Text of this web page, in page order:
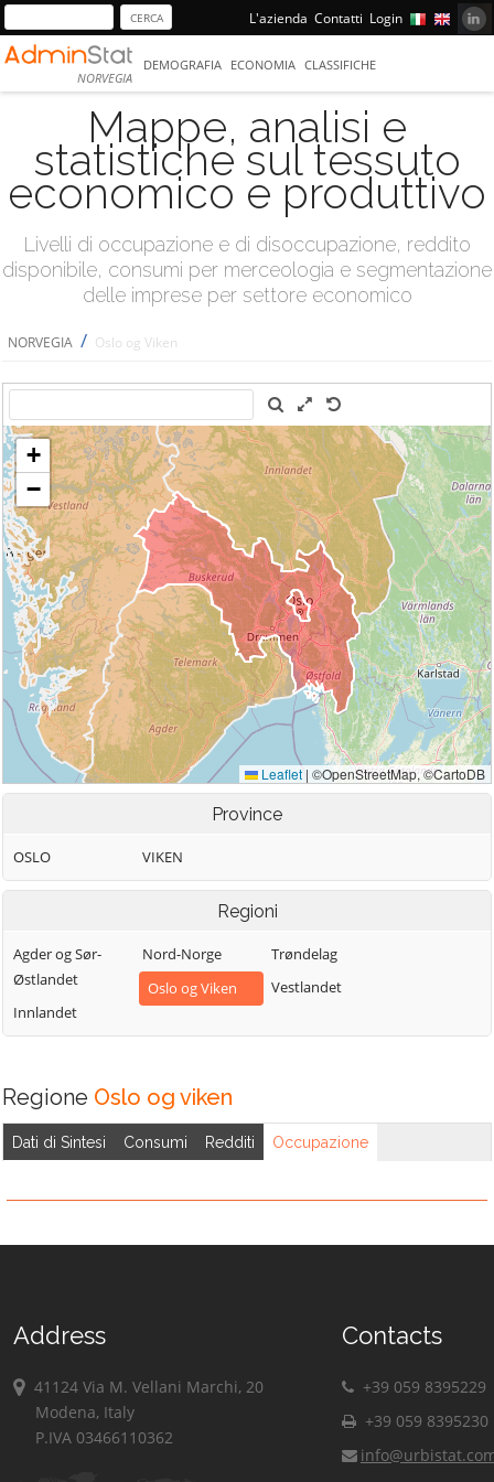
L'azienda Contatti Login
NORVEGIA
DEMOGRAFIA ECONOMIA CLASSIFICHE
Mappe, analisi e
statistiche sul tessuto
economico e produttivo
Livelli di occupazione e di disoccupazione, reddito
disponibile, consumi per merceologia e segmentazione
delle imprese per settore economico
NORVEGIA / Oslo og Viken
Province
OSLO VIKEN
Regioni
Agder og Sør-
Østlandet
Innlandet
Nord-Norge
Oslo og Viken
Trøndelag
Vestlandet
Regione Oslo og viken
Dati di Sintesi Consumi Redditi Occupazione
Address
41124 Via M. Vellani Marchi, 20
Modena, Italy
P.IVA 03466110362
Contacts
+39 059 8395229
+39 059 8395230